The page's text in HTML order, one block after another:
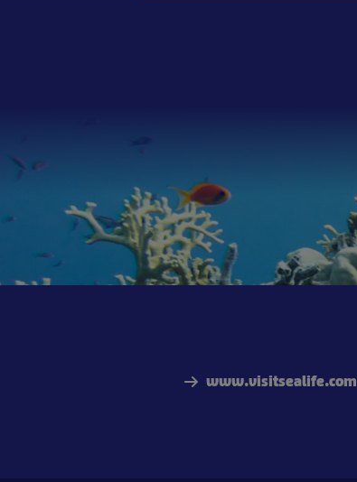
www.visitsealife.com